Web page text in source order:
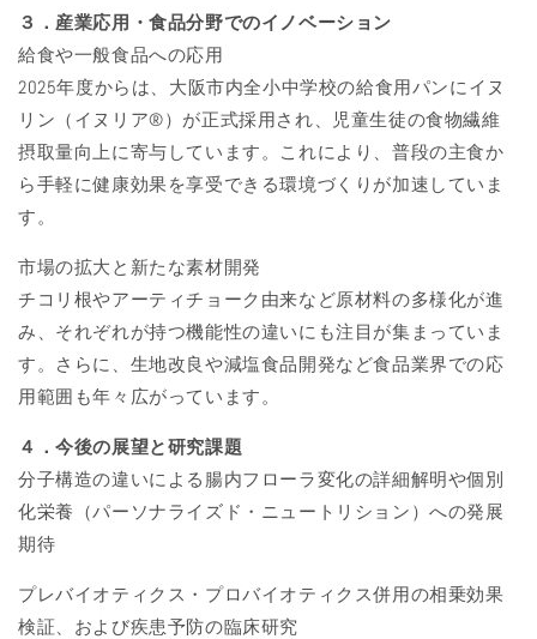
格
格
３．産業応用・食品分野でのイノベーション
給食や一般食品への応用
2025年度からは、大阪市内全小中学校の給食用パンにイヌ
リン（イヌリア®）が正式採用され、児童生徒の食物繊維
摂取量向上に寄与しています。これにより、普段の主食か
ら手軽に健康効果を享受できる環境づくりが加速していま
す。
市場の拡大と新たな素材開発
チコリ根やアーティチョーク由来など原材料の多様化が進
み、それぞれが持つ機能性の違いにも注目が集まっていま
す。さらに、生地改良や減塩食品開発など食品業界での応
用範囲も年々広がっています。
４．今後の展望と研究課題
分子構造の違いによる腸内フローラ変化の詳細解明や個別
化栄養（パーソナライズド・ニュートリション）への発展
期待
プレバイオティクス・プロバイオティクス併用の相乗効果
検証、および疾患予防の臨床研究